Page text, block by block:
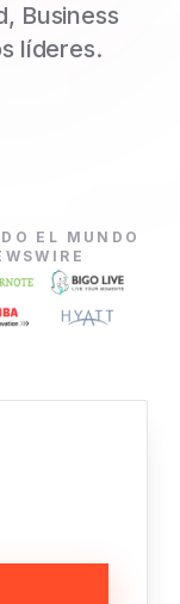
Business
líderes.
EL MUNDO